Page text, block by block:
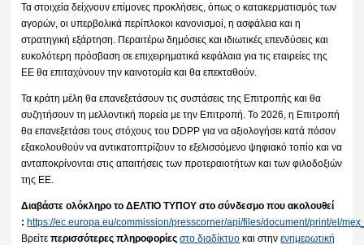
Τα στοιχεία δείχνουν επίμονες προκλήσεις, όπως ο κατακερματισμός των
αγορών, οι υπερβολικά περίπλοκοι κανονισμοί, η ασφάλεια και η
στρατηγική εξάρτηση. Περαιτέρω δημόσιες και ιδιωτικές επενδύσεις και
ευκολότερη πρόσβαση σε επιχειρηματικά κεφάλαια για τις εταιρείες της
ΕΕ θα επιταχύνουν την καινοτομία και θα επεκταθούν.
Τα κράτη μέλη θα επανεξετάσουν τις συστάσεις της Επιτροπής και θα
συζητήσουν τη μελλοντική πορεία με την Επιτροπή. Το 2026, η Επιτροπή
θα επανεξετάσει τους στόχους του DDPP για να αξιολογήσει κατά πόσον
εξακολουθούν να αντικατοπτρίζουν το εξελισσόμενο ψηφιακό τοπίο και να
ανταποκρίνονται στις απαιτήσεις των προτεραιοτήτων και των φιλοδοξιών
της ΕΕ.
Διαβάστε ολόκληρο το ΔΕΛΤΙΟ ΤΥΠΟΥ στο σύνδεσμο που ακολουθεί
: https://ec.europa.eu/commission/presscorner/api/files/document/print/el/
Βρείτεπερισσότερες πληροφορίες στο διαδίκτυο και στηνενημερωτική